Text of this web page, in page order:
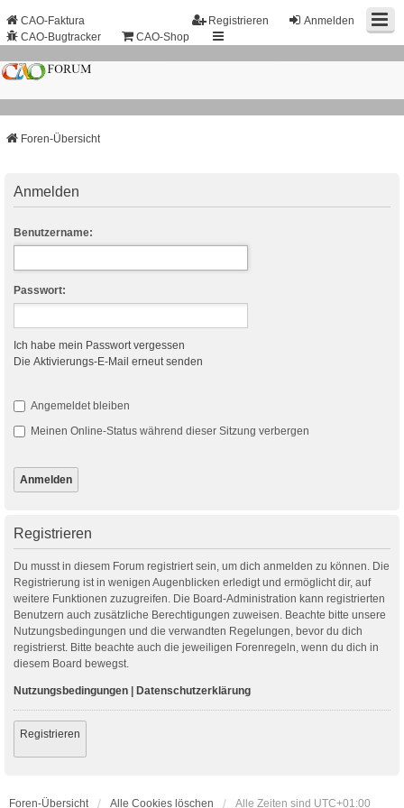
Anmelden
Registrieren
CAO-Faktura
CAO-Bugtracker
CAO-Shop
Foren-Übersicht
Anmelden
Benutzername:
Passwort:
Ich habe mein Passwort vergessen
Die Aktivierungs-E-Mail erneut senden
Angemeldet bleiben
Meinen Online-Status während dieser Sitzung verbergen
Registrieren
Du musst in diesem Forum registriert sein, um dich anmelden zu können. Die
Registrierung ist in wenigen Augenblicken erledigt und ermöglicht dir, auf
weitere Funktionen zuzugreifen. Die Board-Administration kann registrierten
Benutzern auch zusätzliche Berechtigungen zuweisen. Beachte bitte unsere
Nutzungsbedingungen und die verwandten Regelungen, bevor du dich
registrierst. Bitte beachte auch die jeweiligen Forenregeln, wenn du dich in
diesem Board bewegst.
Nutzungsbedingungen | Datenschutzerklärung
Registrieren
Foren-Übersicht Alle Cookies löschen Alle Zeiten sind UTC+01:00